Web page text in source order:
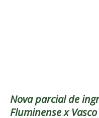
Nova parcial de
Fluminense x Vasco